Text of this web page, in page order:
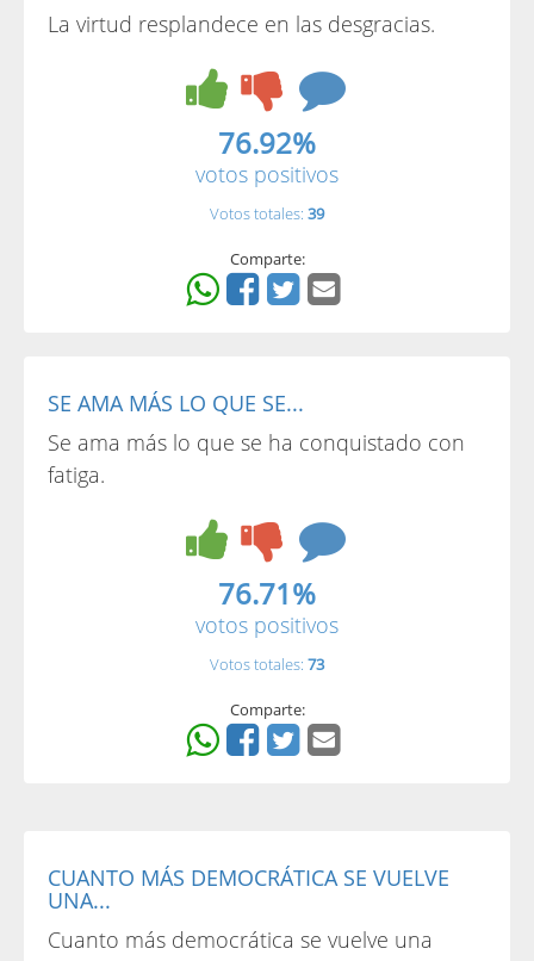
La virtud resplandece en las desgracias.
76.92%
votos positivos
Votos totales: 39
Comparte:
SE AMA MÁS LO QUE SE...
Se ama más lo que se ha conquistado con
fatiga.
76.71%
votos positivos
Votos totales: 73
Comparte:
CUANTO MÁS DEMOCRÁTICA SE VUELVE
UNA...
Cuanto más democrática se vuelve una